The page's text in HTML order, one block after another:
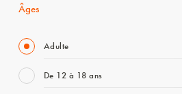
Âges
Adulte
De 12 à 18 ans